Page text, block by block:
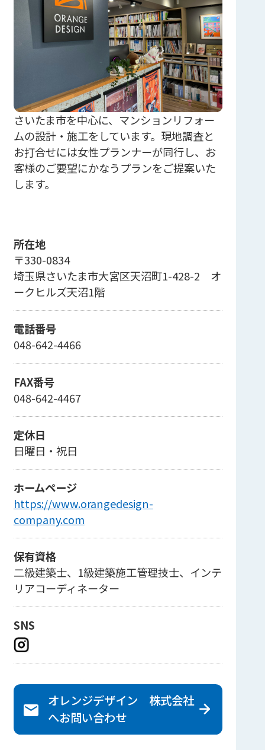
さいたま市を中心に、マンションリフォー
ムの設計・施工をしています。現地調査と
お打合せには女性プランナーが同行し、お
客様のご要望にかなうプランをご提案いた
します。
所在地
〒330-0834
埼玉県さいたま市大宮区天沼町1-428-2 オ
ークヒルズ天沼1階
電話番号
048-642-4466
FAX番号
048-642-4467
定休日
日曜日・祝日
ホームページ
https://www.orangedesign-
company.com
保有資格
二級建築士、1級建築施工管理技士、インテ
リアコーディネーター
SNS
オレンジデザイン 株式会社
へお問い合わせ